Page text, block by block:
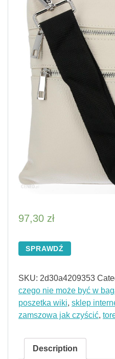
97,30 zł
SPRAWDŹ
SKU: 2d30a4209353
czego nie może być w
poszetka wiki, sklep
zamszowa jak czyścić,
Description